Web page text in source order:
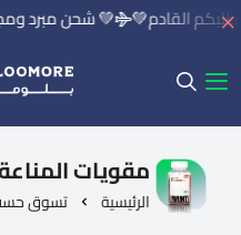
القادم💚 💚 شحن مبرد
بلومور | BLOOMORE
مقويات
الرئيسية تسوق حسب